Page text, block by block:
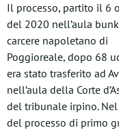
Il processo, partito il 6
del 2020 nell’aula
carcere napoletano di
Poggioreale, dopo 68
era stato trasferito ad
nell’aula della Corte
del tribunale irpino. Nel
del processo di primo